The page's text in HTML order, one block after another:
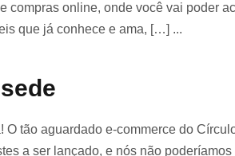
compras online, onde você vai poder
que já conhece e ama, […] ...
O tão aguardado e-commerce do
a ser lançado, e nós não poderíamos